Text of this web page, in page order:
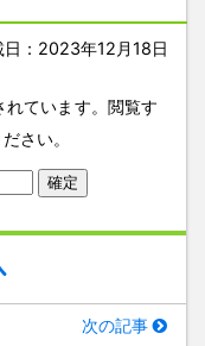
日：2023年12月18日
れています。閲覧す
さい。
次の記事